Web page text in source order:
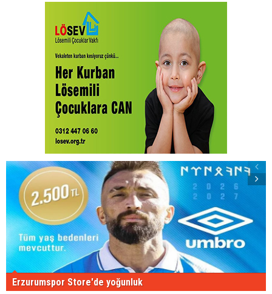
Erzurumspor Store'de yoğunluk